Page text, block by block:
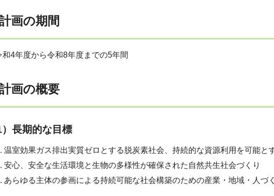
画の期間
和4年度から令和8年度までの5年間
画の概要
）長期的な目標
温室効果ガス排出実質ゼロとする脱炭素社会、持続的な資源利用を可能と
安心、安全な生活環境と生物の多様性が確保された自然共生社会づくり
あらゆる主体の参画による持続可能な社会構築のための産業・地域・人づ